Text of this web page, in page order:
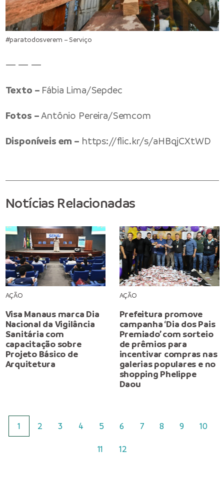
#paratodosverem – Serviço
— — —
Texto – Fábia Lima/Sepdec
Fotos –Antônio Pereira/Semcom
Disponíveis em – https://flic.kr/s/aHBqjCXtWD
Notícias Relacionadas
AÇÃO
Visa Manaus marca Dia
Nacional da Vigilância
Sanitária com
capacitação sobre
Projeto Básico de
Arquitetura
AÇÃO
Prefeitura promove
campanha ‘Dia dos Pais
Premiado’ com sorteio
de prêmios para
incentivar compras nas
galerias populares e no
shopping Phelippe
Daou
1 2 3 4 5 6 7 8 9 10
11 12